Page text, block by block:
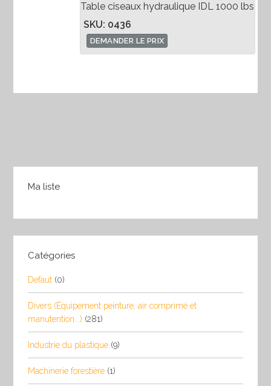
Table ciseaux hydraulique IDL 1000 lbs
SKU: 0436
DEMANDER LE PRIX
Ma liste
Catégories
Defaut (0)
Divers (Équipement peinture, air comprimé et
manutention...) (281)
Industrie du plastique (9)
Machinerie forestière (1)